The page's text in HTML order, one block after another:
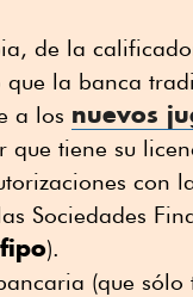
de la
que la banca
a los nuevos
que tiene su
con
Sociedades
).
(que sólo